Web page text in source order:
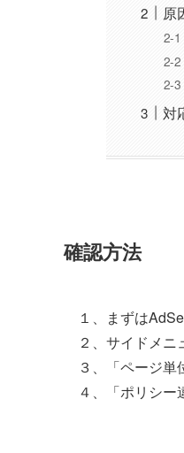
原
対
確認方法
１、まずは
２、サイドメニ
３、「ページ単
４、「ポリシ